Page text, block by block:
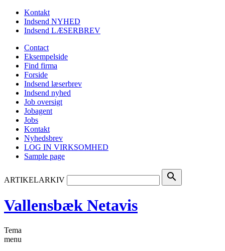
Kontakt
Indsend NYHED
Indsend LÆSERBREV
Contact
Eksempelside
Find firma
Forside
Indsend læserbrev
Indsend nyhed
Job oversigt
Jobagent
Jobs
Kontakt
Nyhedsbrev
LOG IN VIRKSOMHED
Sample page
ARTIKELARKIV search
Vallensbæk Netavis
Tema
menu